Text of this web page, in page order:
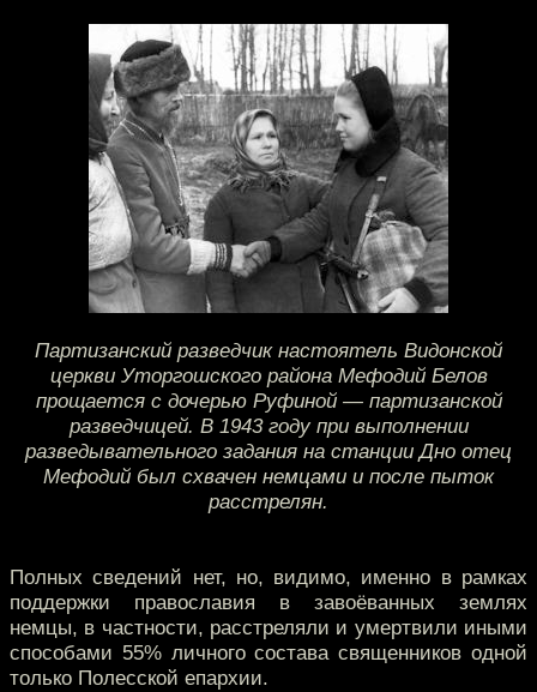
Партизанский разведчик настоятель Видонской
церкви Уторгошского района Мефодий Белов
прощается с дочерью Руфиной — партизанской
разведчицей. В 1943 году при выполнении
разведывательного задания на станции Дно отец
Мефодий был схвачен немцами и после пыток
расстрелян.
Полных сведений нет, но, видимо, именно в рамках
поддержки православия в завоёванных землях
немцы, в частности, расстреляли и умертвили иными
способами 55% личного состава священников одной
только Полесской епархии.